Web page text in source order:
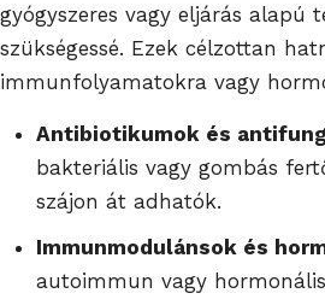
gyógyszeres vagy eljárás alapú
szükségessé. Ezek célzottan
immunfolyamatokra vagy
Antibiotikumok és
bakteriális vagy gombás
szájon át adhatók.
Immunmodulánsok és
autoimmun vagy